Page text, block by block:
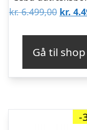
kr.6.499,00 Den
var:
kr.
kr.
Gå til shop
-